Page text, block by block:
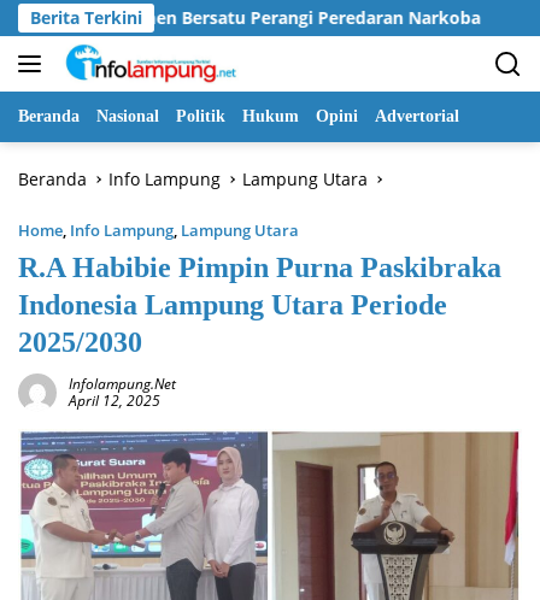
Langsung
ke
konten
Berita Terkini
Bersatu Perangi Peredaran Narkoba Pemkab
Beranda Nasional Politik Hukum Opini Advertorial
Beranda Info Lampung Lampung Utara
Home, Info Lampung, Lampung Utara
R.A Habibie Pimpin Purna Paskibraka
Indonesia Lampung Utara Periode
2025/2030
Infolampung.net
April 12, 2025